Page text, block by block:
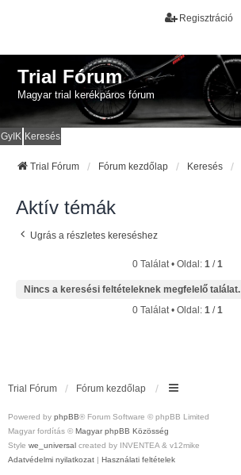
Regisztráció
Trial Fórum
Magyar trial kerékpáros fórum
GyIK Keresés
Trial Fórum Fórum kezdőlap Keresés
Aktív témák
Ugrás a részletes kereséshez
0 Találat • Oldal: 1 /1
Nincs a keresési feltételeknek megfelelő találat.
0 Találat • Oldal: 1 /1
Trial Fórum Fórum kezdőlap
Powered by phpBB® Forum Software © phpBB Limited
Magyar fordítás © Magyar phpBB Közösség
Style we_universal created by INVENTEA & v12mike
Adatvédelmi nyilatkozat | Használati feltételek